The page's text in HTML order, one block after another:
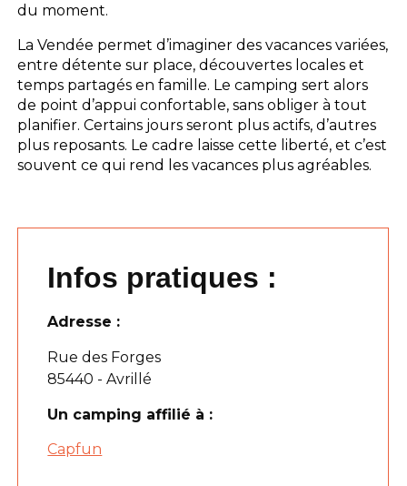
du moment.
La Vendée permet d’imaginer des vacances variées,
entre détente sur place, découvertes locales et
temps partagés en famille. Le camping sert alors
de point d’appui confortable, sans obliger à tout
planifier. Certains jours seront plus actifs, d’autres
plus reposants. Le cadre laisse cette liberté, et c’est
souvent ce qui rend les vacances plus agréables.
Infos pratiques :
Adresse :
Rue des Forges
85440 - Avrillé
Un camping affilié à :
Capfun